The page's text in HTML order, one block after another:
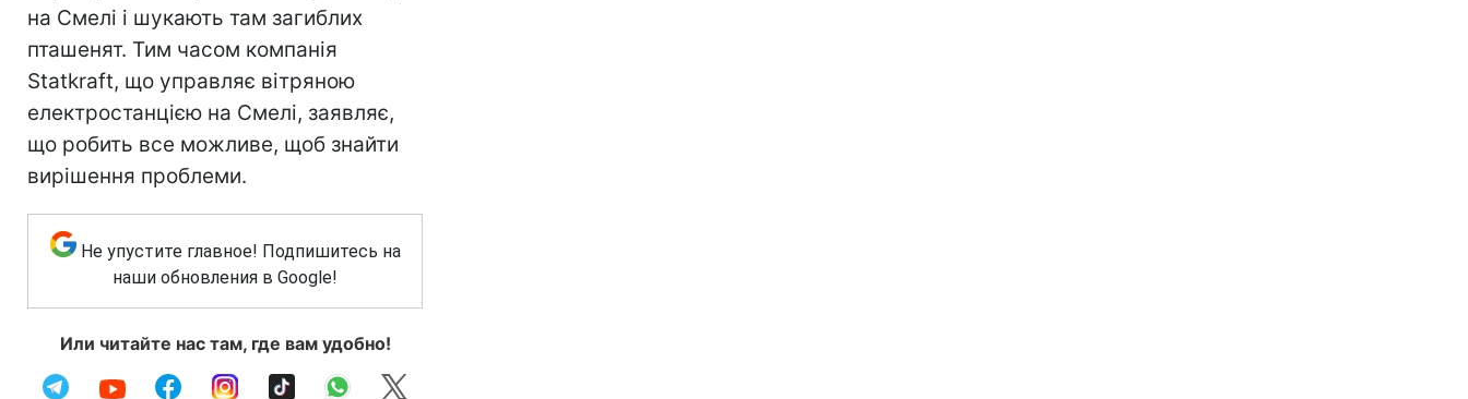
на Смелі і шукають там загиблих
пташенят. Тим часом компанія
Statkraft, що управляє вітряною
електростанцією на Смелі, заявляє,
що робить все можливе, щоб знайти
вирішення проблеми.
Не упустите главное! Подпишитесь на
наши обновления в Google!
Или читайте нас там, где вам удобно!